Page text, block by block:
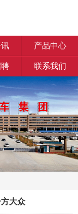
产品中心
联系我们
大众